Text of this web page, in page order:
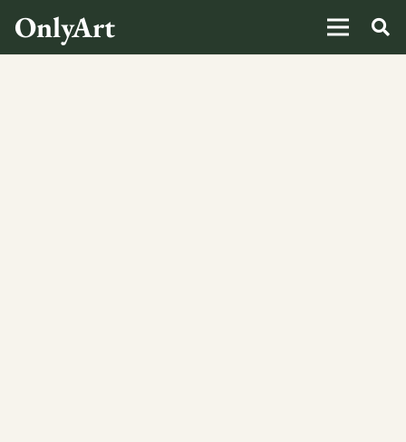
OnlyArt